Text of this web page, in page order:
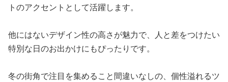
トのアクセントとして活躍します。
他にはないデザイン性の高さが魅力で、人と差をつけたい
特別な日のお出かけにもぴったりです。
冬の街角で注目を集めること間違いなしの、個性溢れるツ